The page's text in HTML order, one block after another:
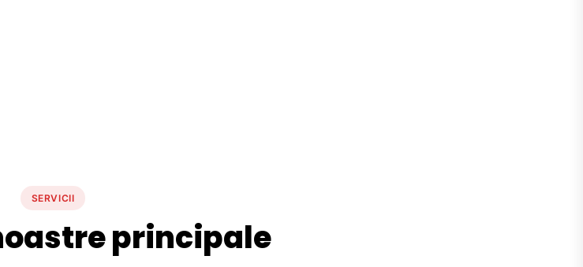
SERVICII
principale